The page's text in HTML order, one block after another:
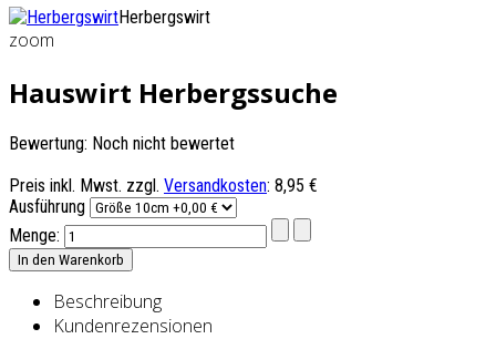
Herbergswirt
zoom
Hauswirt Herbergssuche
Bewertung: Noch nicht bewertet
Preis inkl. Mwst. zzgl. Versandkosten: 8,95 €
Ausführung
Menge:
Beschreibung
Kundenrezensionen